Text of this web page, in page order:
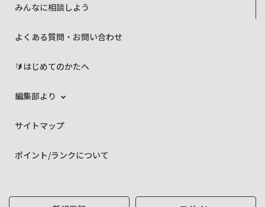
みんなに相談しよう
よくある質問・お問い合わせ
🔰はじめてのかたへ
編集部より
サイトマップ
ポイント/ランクについて